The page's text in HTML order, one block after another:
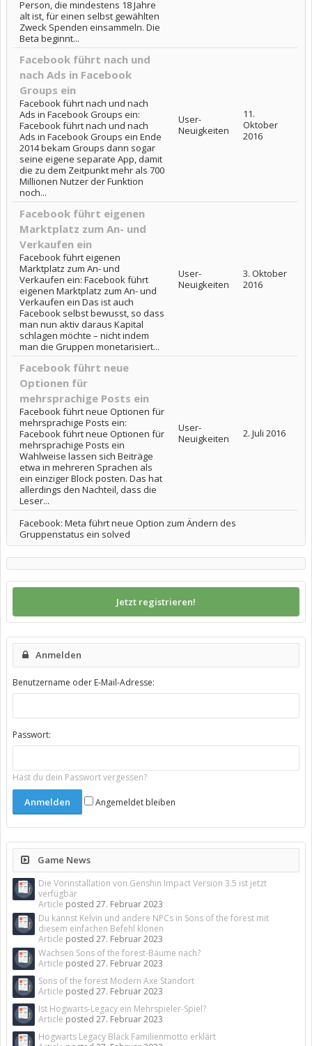
Person, die mindestens 18 Jahre
alt ist, für einen selbst gewählten
Zweck Spenden einsammeln. Die
Beta beginnt...
Facebook führt nach und
nach Ads in Facebook
Groups ein
Facebook führt nach und nach
Ads in Facebook Groups ein:
Facebook führt nach und nach
Ads in Facebook Groups ein Ende
2014 bekam Groups dann sogar
seine eigene separate App, damit
die zu dem Zeitpunkt mehr als 700
Millionen Nutzer der Funktion
noch...
User-
Neuigkeiten
11.
Oktober
2016
Facebook führt eigenen
Marktplatz zum An- und
Verkaufen ein
Facebook führt eigenen
Marktplatz zum An- und
Verkaufen ein: Facebook führt
eigenen Marktplatz zum An- und
Verkaufen ein Das ist auch
Facebook selbst bewusst, so dass
man nun aktiv daraus Kapital
schlagen möchte – nicht indem
man die Gruppen monetarisiert...
User-
Neuigkeiten
3. Oktober
2016
Facebook führt neue
Optionen für
mehrsprachige Posts ein
Facebook führt neue Optionen für
mehrsprachige Posts ein:
Facebook führt neue Optionen für
mehrsprachige Posts ein
Wahlweise lassen sich Beiträge
etwa in mehreren Sprachen als
ein einziger Block posten. Das hat
allerdings den Nachteil, dass die
Leser...
User-
Neuigkeiten
2. Juli 2016
Facebook: Meta führt neue Option zum Ändern des
Gruppenstatus ein solved
Jetzt registrieren!
Anmelden
Benutzername oder E-Mail-Adresse:
Passwort:
Hast du dein Passwort vergessen?
Angemeldet bleiben
Game News
Die Vorinstallation von Genshin Impact Version 3.5 ist jetzt
verfügbar
Article posted 27. Februar 2023
Du kannst Kelvin und andere NPCs in Sons of the forest mit
diesem einfachen Befehl klonen
Article posted 27. Februar 2023
Wachsen Sons of the forest-Bäume nach?
Article posted 27. Februar 2023
Sons of the forest Modern Axe Standort
Article posted 27. Februar 2023
Ist Hogwarts-Legacy ein Mehrspieler-Spiel?
Article posted 27. Februar 2023
Hogwarts Legacy Black Familienmotto erklärt